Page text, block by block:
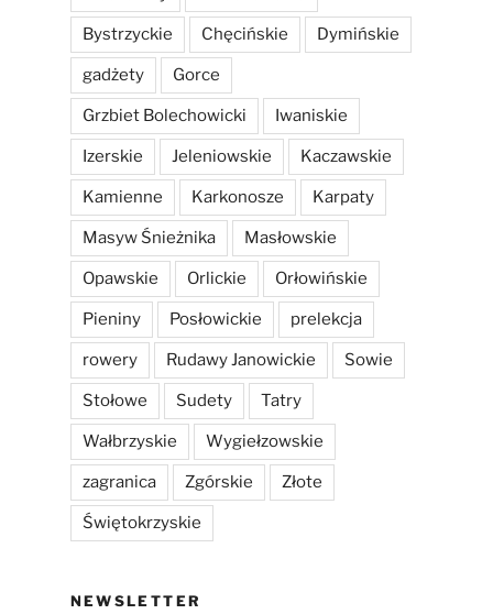
Bystrzyckie Chęcińskie Dymińskie
gadżety Gorce
Grzbiet Bolechowicki Iwaniskie
Izerskie Jeleniowskie Kaczawskie
Kamienne Karkonosze Karpaty
Masyw Śnieżnika Masłowskie
Opawskie Orlickie Orłowińskie
Pieniny Posłowickie prelekcja
rowery Rudawy Janowickie Sowie
Stołowe Sudety Tatry
Wałbrzyskie Wygiełzowskie
zagranica Zgórskie Złote
Świętokrzyskie
NEWSLETTER